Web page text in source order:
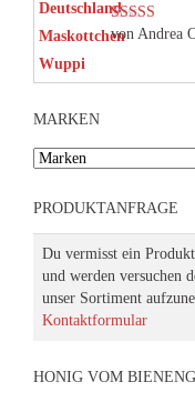
Bewertet mit
von Andrea
MARKEN
PRODUKTANFRAGE
Du vermisst ein
und werden versuchen
unser Sortiment
Kontaktformular
HONIG VOM